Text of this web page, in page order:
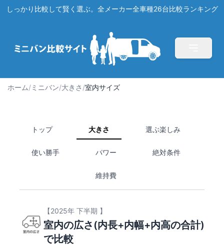
しっかり比較して賢く選ぶ。全メーカー全車種26台比較ランキング
ホーム/ミニバン/大きさ /室内サイズ
トップ 大きさ 選ぶ楽しみ
使い勝手 パワー 絶対条件
維持費
【2025年 下半期 】
室内の広さ(内長+内幅+内高の合計)
で比較